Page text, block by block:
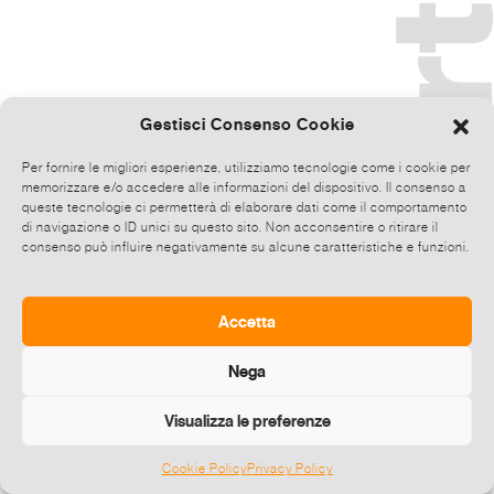
Gestisci Consenso Cookie
Per fornire le migliori esperienze, utilizziamo tecnologie come i cookie per
memorizzare e/o accedere alle informazioni del dispositivo. Il consenso a
queste tecnologie ci permetterà di elaborare dati come il comportamento
di navigazione o ID unici su questo sito. Non acconsentire o ritirare il
consenso può influire negativamente su alcune caratteristiche e funzioni.
Accetta
Nega
Visualizza le preferenze
Cookie PolicyPrivacy Policy
©2026 E-zine